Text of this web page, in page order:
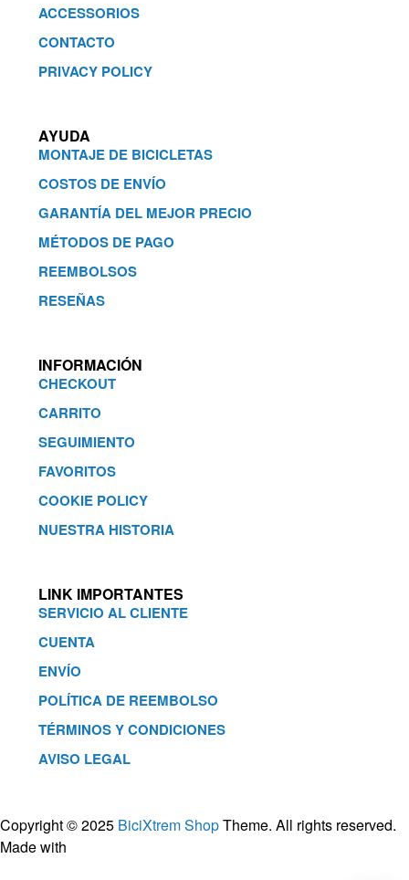
ACCESSORIOS
CONTACTO
PRIVACY POLICY
AYUDA
MONTAJE DE BICICLETAS
COSTOS DE ENVÍO
GARANTÍA DEL MEJOR PRECIO
MÉTODOS DE PAGO
REEMBOLSOS
RESEÑAS
INFORMACIÓN
CHECKOUT
CARRITO
SEGUIMIENTO
FAVORITOS
COOKIE POLICY
NUESTRA HISTORIA
LINK IMPORTANTES
SERVICIO AL CLIENTE
CUENTA
ENVÍO
POLÍTICA DE REEMBOLSO
TÉRMINOS Y CONDICIONES
AVISO LEGAL
Copyright © 2025 BiciXtrem ShopTheme. All rights reserved.
Made with